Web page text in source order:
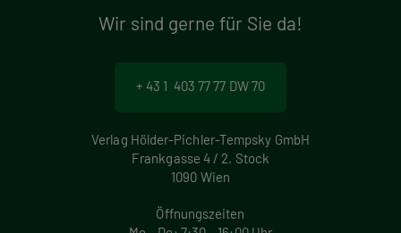
Wir sind gerne für Sie da!
+ 43 1 403 77 77 DW 70
Verlag Hölder-Pichler-Tempsky GmbH
Frankgasse 4 / 2. Stock
1090 Wien
Öffnungszeiten